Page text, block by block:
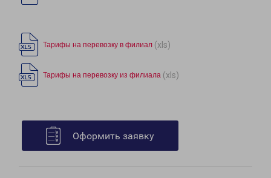
Тарифы на перевозку в филиал (xls)
Тарифы на перевозку из филиала (xls)
Оформить заявку